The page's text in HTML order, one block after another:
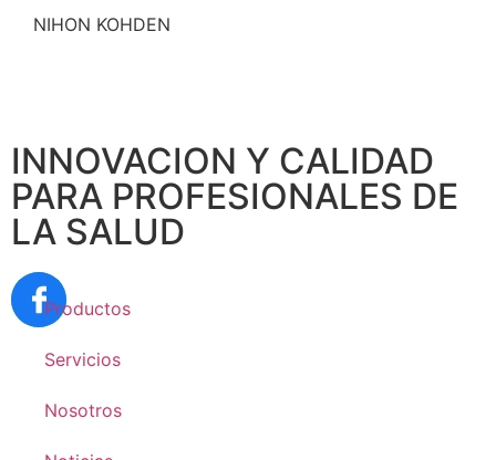
NIHON KOHDEN
INNOVACION Y CALIDAD
PARA PROFESIONALES DE
LA SALUD
Productos
Servicios
Nosotros